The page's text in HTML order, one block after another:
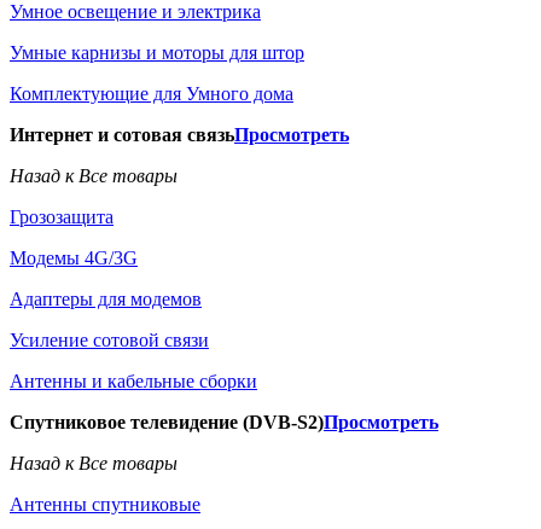
Умное освещение и электрика
Умные карнизы и моторы для штор
Комплектующие для Умного дома
Интернет и сотовая связьПросмотреть
Назад к Все товары
Грозозащита
Модемы 4G/3G
Адаптеры для модемов
Усиление сотовой связи
Антенны и кабельные сборки
Спутниковое телевидение (DVB-S2)Просмотреть
Назад к Все товары
Антенны спутниковые